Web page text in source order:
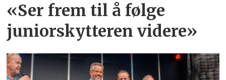
«Ser frem til å følge
juniorskytteren videre»